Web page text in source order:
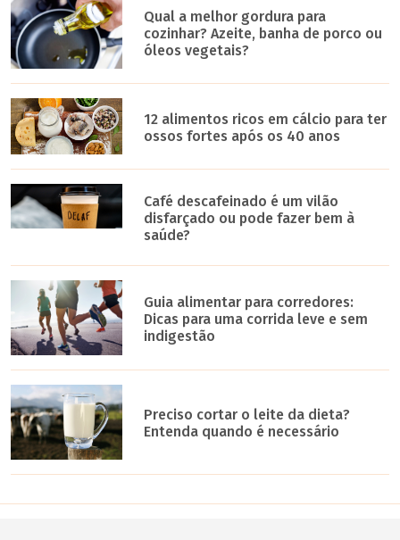
Qual a melhor gordura para
cozinhar? Azeite, banha de porco ou
óleos vegetais?
12 alimentos ricos em cálcio para ter
ossos fortes após os 40 anos
Café descafeinado é um vilão
disfarçado ou pode fazer bem à
saúde?
Guia alimentar para corredores:
Dicas para uma corrida leve e sem
indigestão
Preciso cortar o leite da dieta?
Entenda quando é necessário